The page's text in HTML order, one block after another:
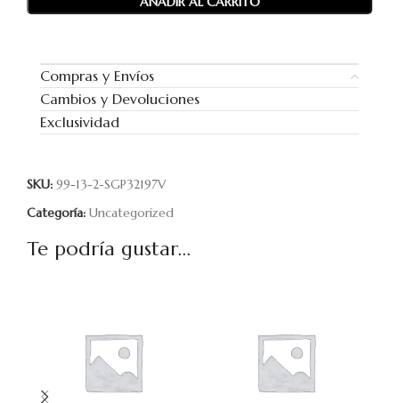
Compras y Envíos
Cambios y Devoluciones
Exclusividad
SKU: 99-13-2-SGP32197V
Categoría: Uncategorized
Te podría gustar...